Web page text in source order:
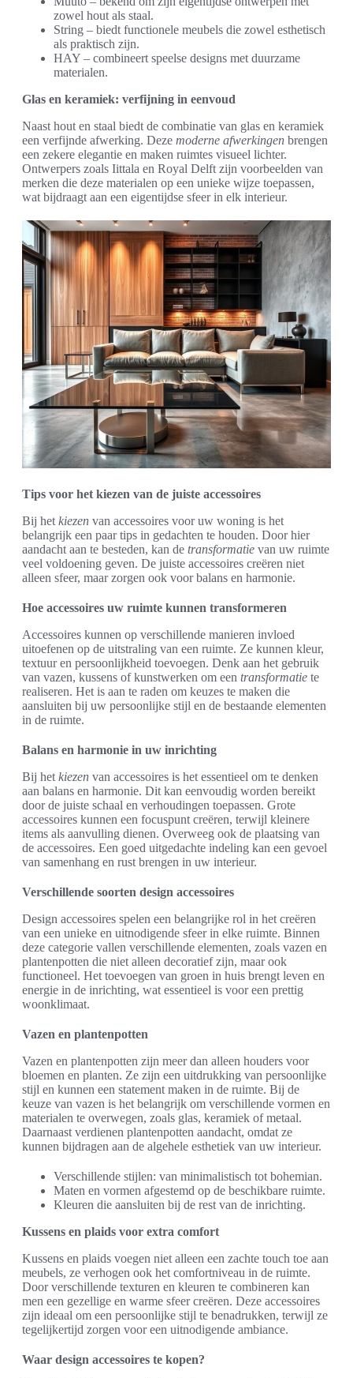
zowel hout als staal.
String – biedt functionele meubels die zowel esthetisch
als praktisch zijn.
HAY – combineert speelse designs met duurzame
materialen.
Glas en keramiek: verfijning in eenvoud
Naast hout en staal biedt de combinatie van glas en keramiek
een verfijnde afwerking. Deze moderne afwerkingen brengen
een zekere elegantie en maken ruimtes visueel lichter.
Ontwerpers zoals Iittala en Royal Delft zijn voorbeelden van
merken die deze materialen op een unieke wijze toepassen,
wat bijdraagt aan een eigentijdse sfeer in elk interieur.
Tips voor het kiezen van de juiste accessoires
Bij het kiezen van accessoires voor uw woning is het
belangrijk een paar tips in gedachten te houden. Door hier
aandacht aan te besteden, kan de transformatie van uw ruimte
veel voldoening geven. De juiste accessoires creëren niet
alleen sfeer, maar zorgen ook voor balans en harmonie.
Hoe accessoires uw ruimte kunnen transformeren
Accessoires kunnen op verschillende manieren invloed
uitoefenen op de uitstraling van een ruimte. Ze kunnen kleur,
textuur en persoonlijkheid toevoegen. Denk aan het gebruik
van vazen, kussens of kunstwerken om een transformatie te
realiseren. Het is aan te raden om keuzes te maken die
aansluiten bij uw persoonlijke stijl en de bestaande elementen
in de ruimte.
Balans en harmonie in uw inrichting
Bij het kiezen van accessoires is het essentieel om te denken
aan balans en harmonie. Dit kan eenvoudig worden bereikt
door de juiste schaal en verhoudingen toepassen. Grote
accessoires kunnen een focuspunt creëren, terwijl kleinere
items als aanvulling dienen. Overweeg ook de plaatsing van
de accessoires. Een goed uitgedachte indeling kan een gevoel
van samenhang en rust brengen in uw interieur.
Verschillende soorten design accessoires
Design accessoires spelen een belangrijke rol in het creëren
van een unieke en uitnodigende sfeer in elke ruimte. Binnen
deze categorie vallen verschillende elementen, zoals vazen en
plantenpotten die niet alleen decoratief zijn, maar ook
functioneel. Het toevoegen van groen in huis brengt leven en
energie in de inrichting, wat essentieel is voor een prettig
woonklimaat.
Vazen en plantenpotten
Vazen en plantenpotten zijn meer dan alleen houders voor
bloemen en planten. Ze zijn een uitdrukking van persoonlijke
stijl en kunnen een statement maken in de ruimte. Bij de
keuze van vazen is het belangrijk om verschillende vormen en
materialen te overwegen, zoals glas, keramiek of metaal.
Daarnaast verdienen plantenpotten aandacht, omdat ze
kunnen bijdragen aan de algehele esthetiek van uw interieur.
Verschillende stijlen: van minimalistisch tot bohemian.
Maten en vormen afgestemd op de beschikbare ruimte.
Kleuren die aansluiten bij de rest van de inrichting.
Kussens en plaids voor extra comfort
Kussens en plaids voegen niet alleen een zachte touch toe aan
meubels, ze verhogen ook het comfortniveau in de ruimte.
Door verschillende texturen en kleuren te combineren kan
men een gezellige en warme sfeer creëren. Deze accessoires
zijn ideaal om een persoonlijke stijl te benadrukken, terwijl ze
tegelijkertijd zorgen voor een uitnodigende ambiance.
Waar design accessoires te kopen?